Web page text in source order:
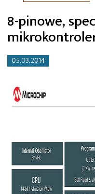
8-pinowe,
05.03.2014